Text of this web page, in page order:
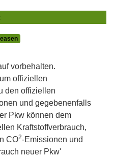
vorbehalten.
offiziellen
den offiziellen
und gegebenenfalls
Pkw können dem
Kraftstoffverbrauch,
CO2-Emissionen und
neuer Pkw'